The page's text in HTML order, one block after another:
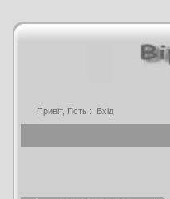
Привіт, Гість :: Вхід